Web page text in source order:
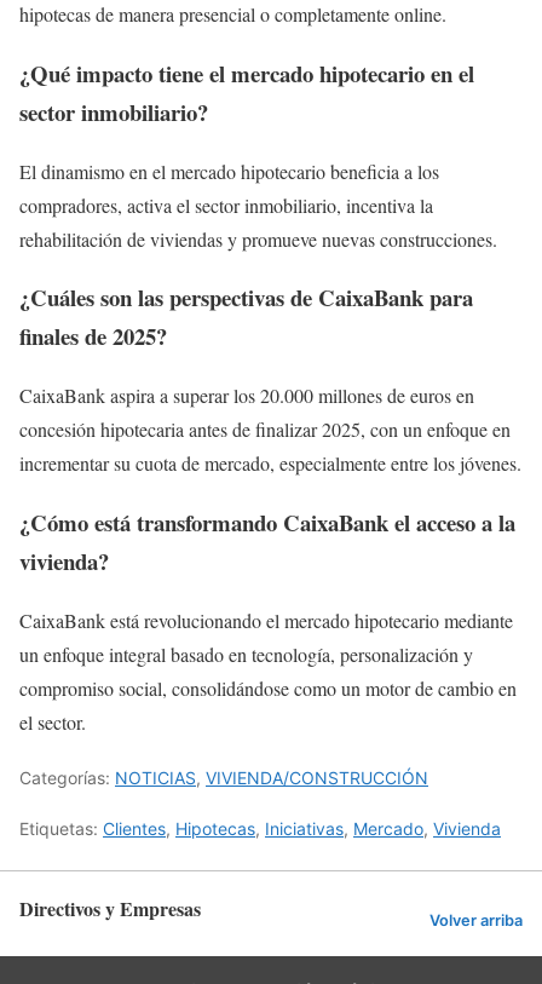
hipotecas de manera presencial o completamente online.
¿Qué impacto tiene el mercado hipotecario en el
sector inmobiliario?
El dinamismo en el mercado hipotecario beneficia a los
compradores, activa el sector inmobiliario, incentiva la
rehabilitación de viviendas y promueve nuevas construcciones.
¿Cuáles son las perspectivas de CaixaBank para
finales de 2025?
CaixaBank aspira a superar los 20.000 millones de euros en
concesión hipotecaria antes de finalizar 2025, con un enfoque en
incrementar su cuota de mercado, especialmente entre los jóvenes.
¿Cómo está transformando CaixaBank el acceso a la
vivienda?
CaixaBank está revolucionando el mercado hipotecario mediante
un enfoque integral basado en tecnología, personalización y
compromiso social, consolidándose como un motor de cambio en
el sector.
Categorías: NOTICIAS, VIVIENDA/CONSTRUCCIÓN
Etiquetas: Clientes, Hipotecas, Iniciativas, Mercado, Vivienda
Directivos y Empresas Volver arriba